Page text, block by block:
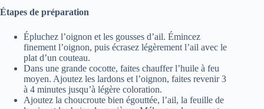
Étapes de préparation
Épluchez l’oignon et les gousses d’ail. Émincez
finement l’oignon, puis écrasez légèrement l’ail avec le
plat d’un couteau.
Dans une grande cocotte, faites chauffer l’huile à feu
moyen. Ajoutez les lardons et l’oignon, faites revenir 3
à 4 minutes jusqu’à légère coloration.
Ajoutez la choucroute bien égouttée, l’ail, la feuille de